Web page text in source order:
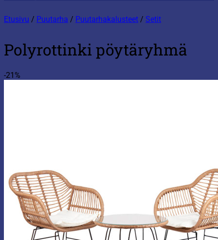
Etusivu / Puutarha / Puutarhakalusteet / Setit
Polyrottinki pöytäryhmä
-21%